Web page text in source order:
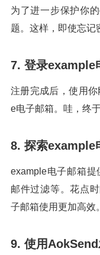
为了进一步保护你
题。这样，即使忘记
7. 登录example
注册完成后，使用
e电子邮箱。哇，终
8. 探索example
example电子邮箱
邮件过滤等。花点
子邮箱使用更加高效。
9. 使用